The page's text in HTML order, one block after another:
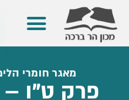
פרק ט"ו
מאגר חומרי